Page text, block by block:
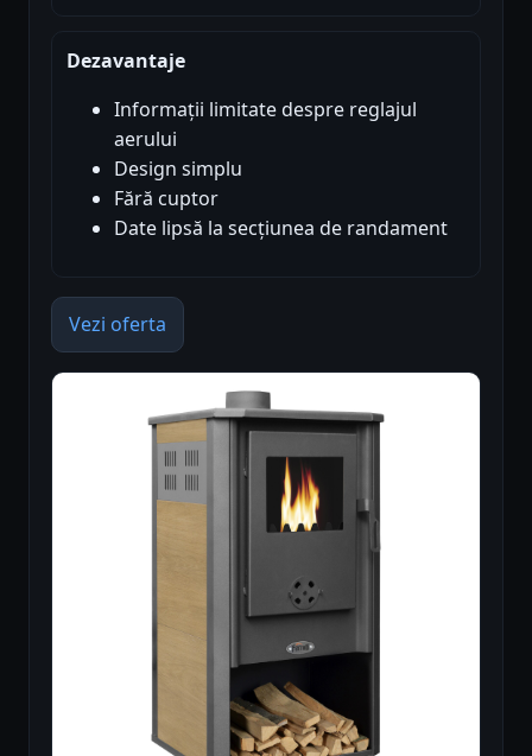
Dezavantaje
Informații limitate despre reglajul
aerului
Design simplu
Fără cuptor
Date lipsă la secțiunea de randament
Vezi oferta